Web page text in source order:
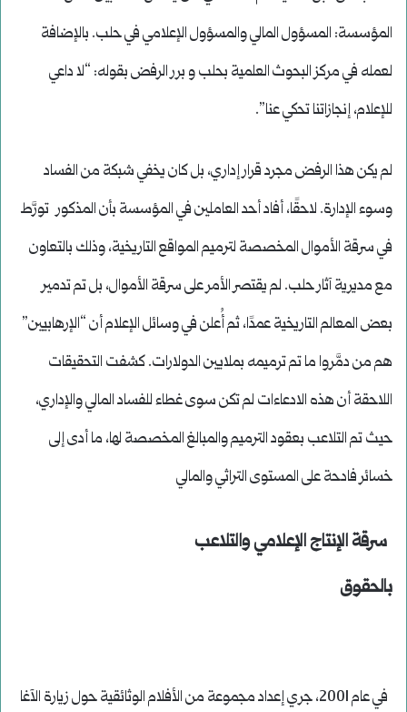
المؤسسة: المسؤول المالي والمسؤول الإعلامي في حلب. بالإضافة
لعمله في مركز البحوث العلمية بحلب و برر الرفض بقوله: “لا داعي
للإعلام، إنجازاتنا تحكي عنا”.
لم يكن هذا الرفض مجرد قرار إداري، بل كان يخفي شبكة من الفساد
وسوء الإدارة. لاحقًا، أفاد أحد العاملين في المؤسسة بأن المذكور تورَّط
في سرقة الأموال المخصصة لترميم المواقع التاريخية، وذلك بالتعاون
مع مديرية آثار حلب. لم يقتصر الأمر على سرقة الأموال، بل تم تدمير
بعض المعالم التاريخية عمدًا، ثم أُعلن في وسائل الإعلام أن “الإرهابيين”
هم من دمَّروا ما تم ترميمه بملايين الدولارات. كشفت التحقيقات
اللاحقة أن هذه الادعاءات لم تكن سوى غطاء للفساد المالي والإداري،
حيث تم التلاعب بعقود الترميم والمبالغ المخصصة لها، ما أدى إلى
خسائر فادحة على المستوى التراثي والمالي
سرقة الإنتاج الإعلامي والتلاعب
بالحقوق
في عام 2001، جري إعداد مجموعة من الأفلام الوثائقية حول زيارة الآغا